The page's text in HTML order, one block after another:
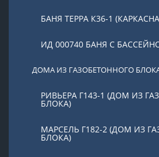
БАНЯ ТЕРРА К36-1
ИД 000740 БАНЯ С
ДОМА ИЗ ГАЗОБЕТОННОГО
РИВЬЕРА Г143-1 (ДОМ ИЗ
БЛОКА)
МАРСЕЛЬ Г182-2 (ДОМ ИЗ
БЛОКА)